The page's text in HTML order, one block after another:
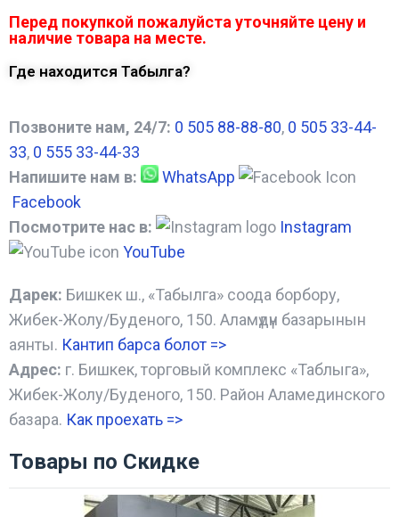
Перед покупкой пожалуйста уточняйте цену и
наличие товара на месте.
Где находится Табылга?
Позвоните нам, 24/7: 0 505 88-88-80, 0 505 33-44-
33, 0 555 33-44-33
Напишите нам в:
WhatsApp
Facebook
Посмотрите нас в:
Instagram
YouTube
Дарек: Бишкек ш., «Табылга» соода борбору,
Жибек-Жолу/Буденого, 150. Аламүдүн базарынын
аянты. Кантип барса болот =>
Адрес: г. Бишкек, торговый комплекс «Таблыга»,
Жибек-Жолу/Буденого, 150. Район Аламединского
базара. Как проехать =>
Товары по Скидке